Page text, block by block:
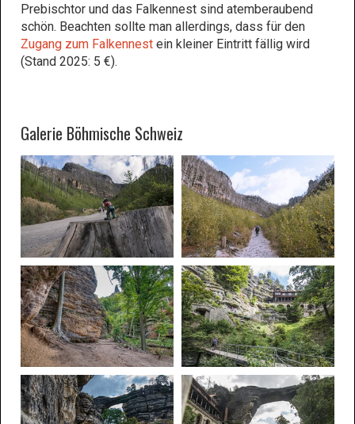
Prebischtor und das Falkennest sind atemberaubend
schön. Beachten sollte man allerdings, dass für den
Zugang zum Falkennest ein kleiner Eintritt fällig wird
(Stand 2025: 5 €).
Galerie Böhmische Schweiz